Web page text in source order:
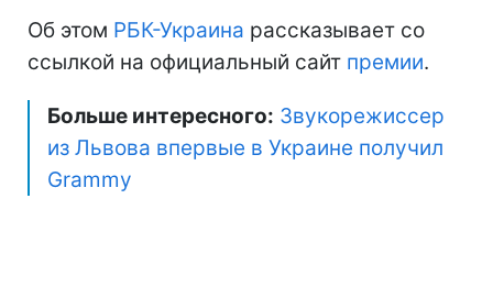
Об этом РБК-Украина рассказывает со
ссылкой на официальный сайт премии.
Больше интересного: Звукорежиссер
из Львова впервые в Украине получил
Grammy